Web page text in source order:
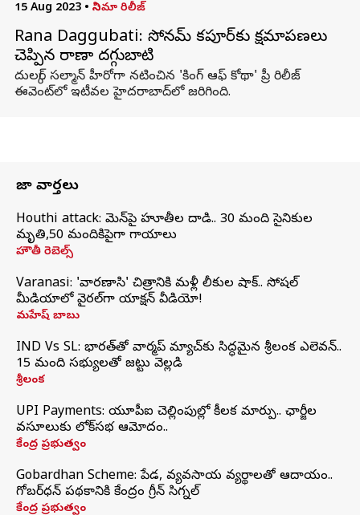
15 Aug 2023 • సినిమా రిలీజ్
Rana Daggubati: సోనమ్ కపూర్‌కు క్షమాపణలు
చెప్పిన రాణా దగ్గుబాటి
దుల్కర్‌ సల్మాన్‌ హీరోగా నటించిన 'కింగ్‌ ఆఫ్‌ కోథా' ప్రీ రిలీజ్‌
ఈవెంట్‌లో ఇటీవల హైదరాబాద్‌లో జరిగింది.
తాజా వార్తలు
Houthi attack: యెమెన్‌పై హూతీల దాడి.. 30 మంది సైనికుల
మృతి,50 మందికిపైగా గాయాలు
హౌతీ రెబెల్స్
Varanasi: 'వారణాసి' చిత్రానికి మళ్లీ లీకుల షాక్.. సోషల్
మీడియాలో వైరల్‌గా యాక్షన్ వీడియో!
మహేష్ బాబు
IND Vs SL: భారత్‌తో వార్మప్‌ మ్యాచ్‌కు సిద్ధమైన శ్రీలంక ఎలెవన్..
15 మంది సభ్యులతో జట్టు వెల్లడి
శ్రీలంక
UPI Payments: యూపీఐ చెల్లింపుల్లో కీలక మార్పు.. ఛార్జీల
వసూలుకు లోక్‌సభ ఆమోదం..
కేంద్ర ప్రభుత్వం
Gobardhan Scheme: పేడ, వ్యవసాయ వ్యర్థాలతో ఆదాయం..
గోబర్‌ధన్ పథకానికి కేంద్రం గ్రీన్ సిగ్నల్
కేంద్ర ప్రభుత్వం